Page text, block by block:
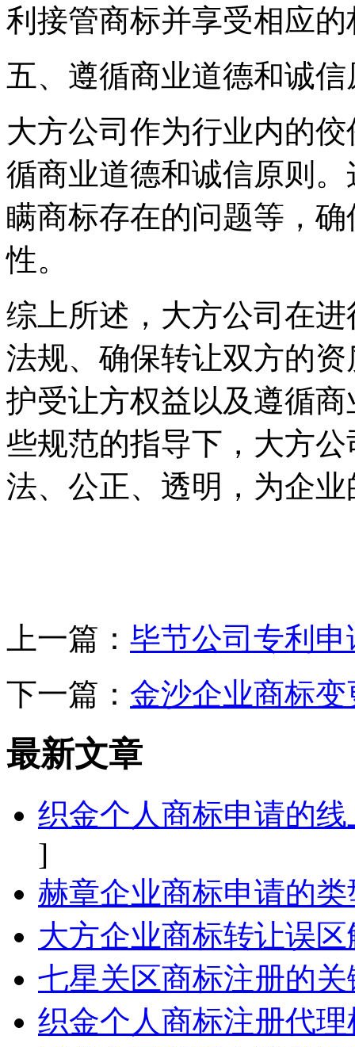
利接管商标并享受相应的
五、遵循商业道德和诚信
大方公司作为行业内的
循商业道德和诚信原则
瞒商标存在的问题等，
性。
综上所述，大方公司在
法规、确保转让双方的
护受让方权益以及遵循
些规范的指导下，大方
法、公正、透明，为企
上一篇： 毕节公司专利
下一篇： 金沙企业商标
最新文章
织金个人商标申请的
]
赫章企业商标申请的
大方企业商标转让误区
七星关区商标注册的
织金个人商标注册代